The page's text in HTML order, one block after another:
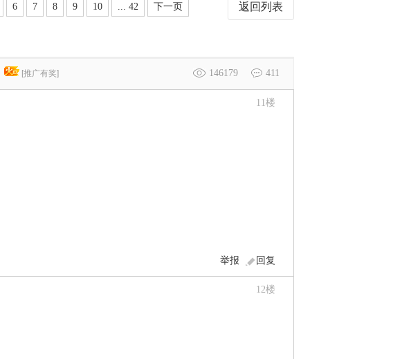
返回列表
6 7 8 9 10 ... 42 下一页
146179 411
[推广有奖]
11楼
回复
举报
12楼